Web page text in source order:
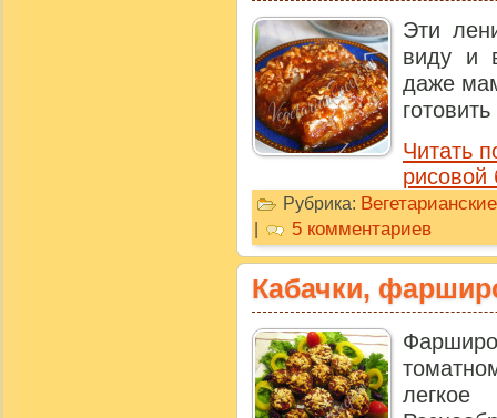
Эти
виду и
даже
Читать
рисовой
Рубрика:
5 комментариев
Кабачки,